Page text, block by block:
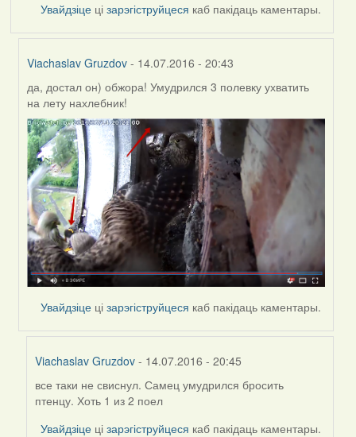
Увайдзіце цізарэгіструйцеся каб пакідаць каментары.
Viachaslav Gruzdov - 14.07.2016 - 20:43
In
reply
to
by
Viachaslav
Gruzdov
да, достал он) обжора! Умудрился 3 полевку ухватить
на лету нахлебник!
Увайдзіце цізарэгіструйцеся каб пакідаць каментары.
Viachaslav Gruzdov - 14.07.2016 - 20:45
In
reply
to
все таки не свиснул. Самец умудрился бросить
птенцу. Хоть 1 из 2 поел
Увайдзіце цізарэгіструйцеся каб пакідаць каментары.